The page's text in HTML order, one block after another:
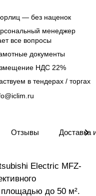
— без наценок
менеджер
все вопросы
документы
НДС 22%
в тендерах / торгах
Отзывы Доставка
Electric MFZ-
до 50 м².